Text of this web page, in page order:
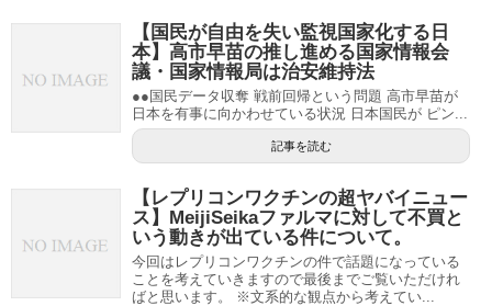
【国民が自由を失い監視国家化する日
本】高市早苗の推し進める国家情報会
議・国家情報局は治安維持法
●●国民データ収奪 戦前回帰という問題 高市早苗が
日本を有事に向かわせている状況 日本国民が ピン...
記事を読む
【レプリコンワクチンの超ヤバイニュー
ス】MeijiSeikaファルマに対して不買と
いう動きが出ている件について。
今回はレプリコンワクチンの件で話題になっている
ことを考えていきますので最後までご覧いただけれ
ばと思います。 ※文系的な観点から考えてい...